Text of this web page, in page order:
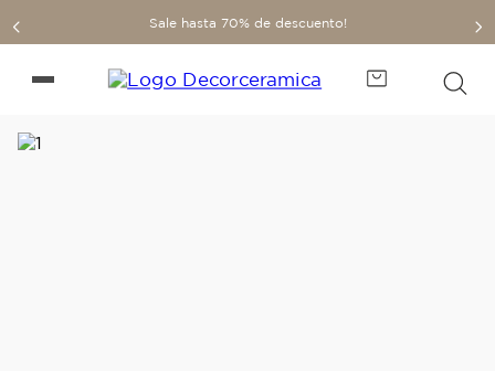
Sale hasta 70% de descuento!